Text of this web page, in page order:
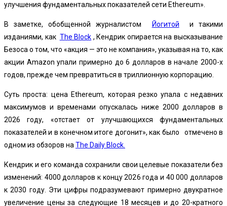
улучшения фундаментальных показателей сети Ethereum».
В заметке, обобщенной журналистом Йогитой и такими
изданиями, как The Block , Кендрик опирается на высказывание
Безоса о том, что «акция — это не компания», указывая на то, как
акции Amazon упали примерно до 6 долларов в начале 2000-х
годов, прежде чем превратиться в триллионную корпорацию.
Суть проста: цена Ethereum, которая резко упала с недавних
максимумов и временами опускалась ниже 2000 долларов в
2026 году, «отстает от улучшающихся фундаментальных
показателей и в конечном итоге догонит», как было отмечено в
одном из обзоров на The Daily Block.
Кендрик и его команда сохранили свои целевые показатели без
изменений: 4000 долларов к концу 2026 года и 40 000 долларов
к 2030 году. Эти цифры подразумевают примерно двукратное
увеличение цены за следующие 18 месяцев и до 20-кратного